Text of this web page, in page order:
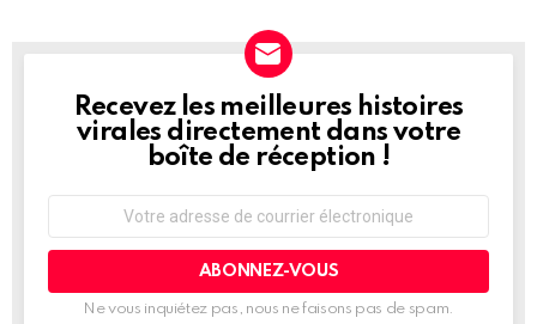
NEWSLETTER
Recevez les meilleures histoires
virales directement dans votre
boîte de réception !
courrier
Ne vous inquiétez pas, nous ne faisons pas de spam.